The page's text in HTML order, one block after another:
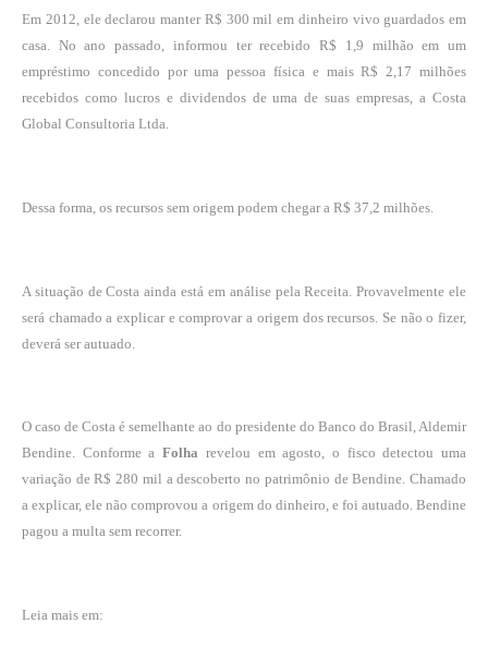
Em 2012, ele declarou manter R$ 300 mil em dinheiro vivo guardados em
casa. No ano passado, informou ter recebido R$ 1,9 milhão em um
empréstimo concedido por uma pessoa física e mais R$ 2,17 milhões
recebidos como lucros e dividendos de uma de suas empresas, a Costa
Global Consultoria Ltda.
Dessa forma, os recursos sem origem podem chegar a R$ 37,2 milhões.
A situação de Costa ainda está em análise pela Receita. Provavelmente ele
será chamado a explicar e comprovar a origem dos recursos. Se não o fizer,
deverá ser autuado.
O caso de Costa é semelhante ao do presidente do Banco do Brasil, Aldemir
Bendine. Conforme aFolha revelou em agosto, o fisco detectou uma
variação de R$ 280 mil a descoberto no patrimônio de Bendine. Chamado
a explicar, ele não comprovou a origem do dinheiro, e foi autuado. Bendine
pagou a multa sem recorrer.
Leia mais em: